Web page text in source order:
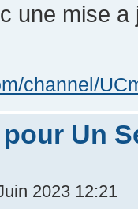
une mise
channel/
Un
2023 12:21